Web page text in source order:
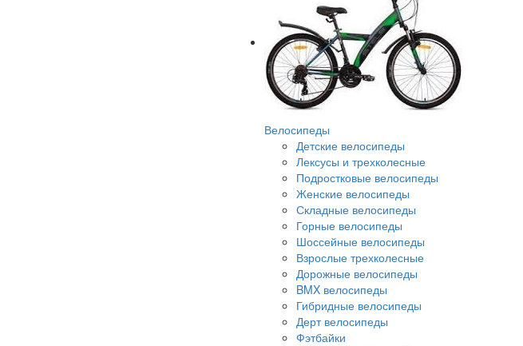
Велосипеды
Детские велосипеды
Лексусы и трехколесные
Подростковые велосипеды
Женские велосипеды
Складные велосипеды
Горные велосипеды
Шоссейные велосипеды
Взрослые трехколесные
Дорожные велосипеды
BMX велосипеды
Гибридные велосипеды
Дерт велосипеды
Фэтбайки